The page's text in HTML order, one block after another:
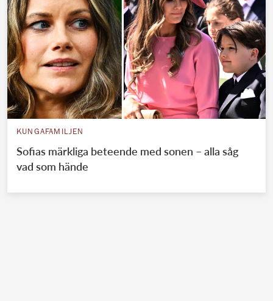
KUNGAFAMILJEN
Sofias märkliga beteende med sonen – alla såg
vad som hände